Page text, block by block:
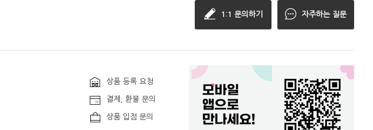
1:1 문의하기 자주하는 질문
상품 등록 요청
결제, 환불 문의
상품 입점 문의